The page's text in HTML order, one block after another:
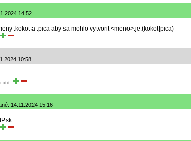
14:52
.kokot a .pica aby sa mohlo vytvorit <meno>.je.(kokot|pica)
10:58
14.11.2024 15:16